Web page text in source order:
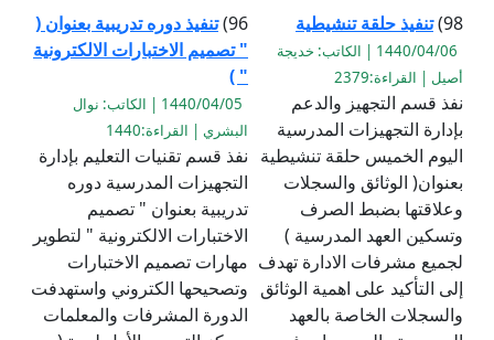
98) تنفيذ حلقة تنشيطية
1440/04/06 | الكاتب: خديجة
أصيل | القراءة:2379
نفذ قسم التجهيز والدعم
بإدارة التجهيزات المدرسية
اليوم الخميس حلقة تنشيطية
بعنوان( الوثائق والسجلات
وعلاقتها بضبط الصرف
وتسكين العهد المدرسية )
لجميع مشرفات الادارة تهدف
إلى التأكيد على اهمية الوثائق
والسجلات الخاصة بالعهد
96) تنفيذ دوره تدريبية بعنوان (
" تصميم الاختبارات الالكترونية
" )
1440/04/05 | الكاتب: نوال
البشري | القراءة:1440
نفذ قسم تقنيات التعليم بإدارة
التجهيزات المدرسية دوره
تدريبية بعنوان " تصميم
الاختبارات الالكترونية " لتطوير
مهارات تصميم الاختبارات
وتصحيحها الكتروني واستهدفت
الدورة المشرفات والمعلمات ‏